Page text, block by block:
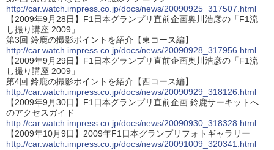
http://car.watch.impress.co.jp/docs/news/20090925_317507.html
【2009年9月28日】F1日本グランプリ直前企画奥川浩彦の「F1流
し撮り講座 2009」
第3回 鈴鹿の撮影ポイントを紹介【東コース編】
http://car.watch.impress.co.jp/docs/news/20090928_317956.html
【2009年9月29日】F1日本グランプリ直前企画奥川浩彦の「F1流
し撮り講座 2009」
第4回 鈴鹿の撮影ポイントを紹介【西コース編】
http://car.watch.impress.co.jp/docs/news/20090929_318126.html
【2009年9月30日】F1日本グランプリ直前企画 鈴鹿サーキットへ
のアクセスガイド
http://car.watch.impress.co.jp/docs/news/20090930_318328.html
【2009年10月9日】2009年F1日本グランプリフォトギャラリー
http://car.watch.impress.co.jp/docs/news/20091009_320341.html